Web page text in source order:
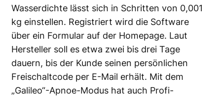
Wasserdichte lässt sich in Schritten von 0,001
kg einstellen. Registriert wird die Software
über ein Formular auf der Homepage. Laut
Hersteller soll es etwa zwei bis drei Tage
dauern, bis der Kunde seinen persönlichen
Freischaltcode per E-Mail erhält. Mit dem
„Galileo“-Apnoe-Modus hat auch Profi-